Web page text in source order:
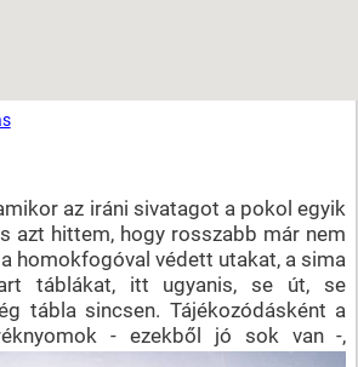
az iráni sivatagot a pokol egyik
azt hittem, hogy rosszabb már nem
homokfogóval védett utakat, a sima
táblákat, itt ugyanis, se út, se
tábla sincsen. Tájékozódásként a
- ezekből jó sok van -,